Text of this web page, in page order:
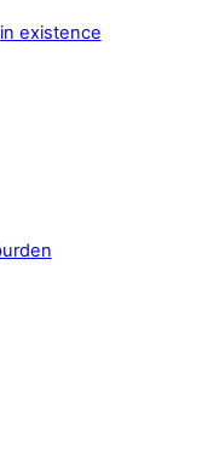
existence